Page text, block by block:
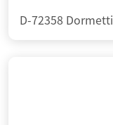
D-72358